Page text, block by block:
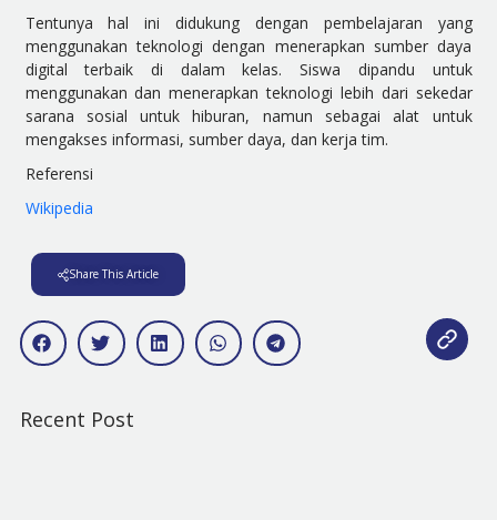
Tentunya hal ini didukung dengan pembelajaran yang
menggunakan teknologi dengan menerapkan sumber daya
digital terbaik di dalam kelas. Siswa dipandu untuk
menggunakan dan menerapkan teknologi lebih dari sekedar
sarana sosial untuk hiburan, namun sebagai alat untuk
mengakses informasi, sumber daya, dan kerja tim.
Referensi
Wikipedia
Share This Article
Recent Post